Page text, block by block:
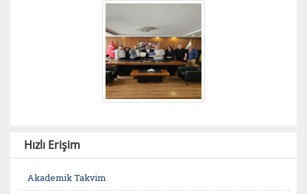
Hızlı Erişim
Akademik Takvim